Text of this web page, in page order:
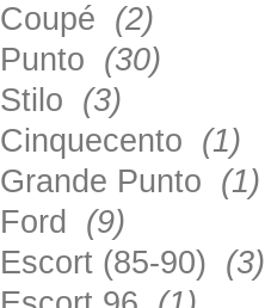
Coupé (2)
Punto (30)
Stilo (3)
Cinquecento (1)
Grande Punto (1)
Ford (9)
Escort (85-90) (3)